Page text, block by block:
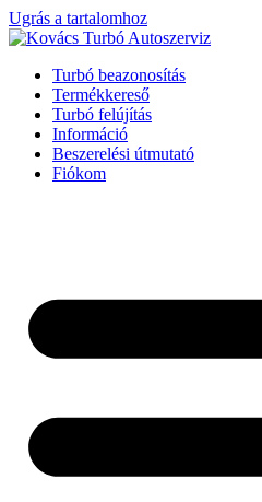
Ugrás a tartalomhoz
Turbó beazonosítás
Termékkereső
Turbó felújítás
Információ
Beszerelési útmutató
Fiókom